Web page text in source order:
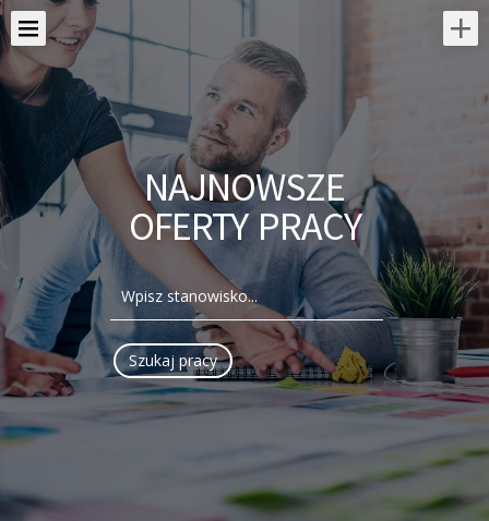
NAJNOWSZE
OFERTY PRACY